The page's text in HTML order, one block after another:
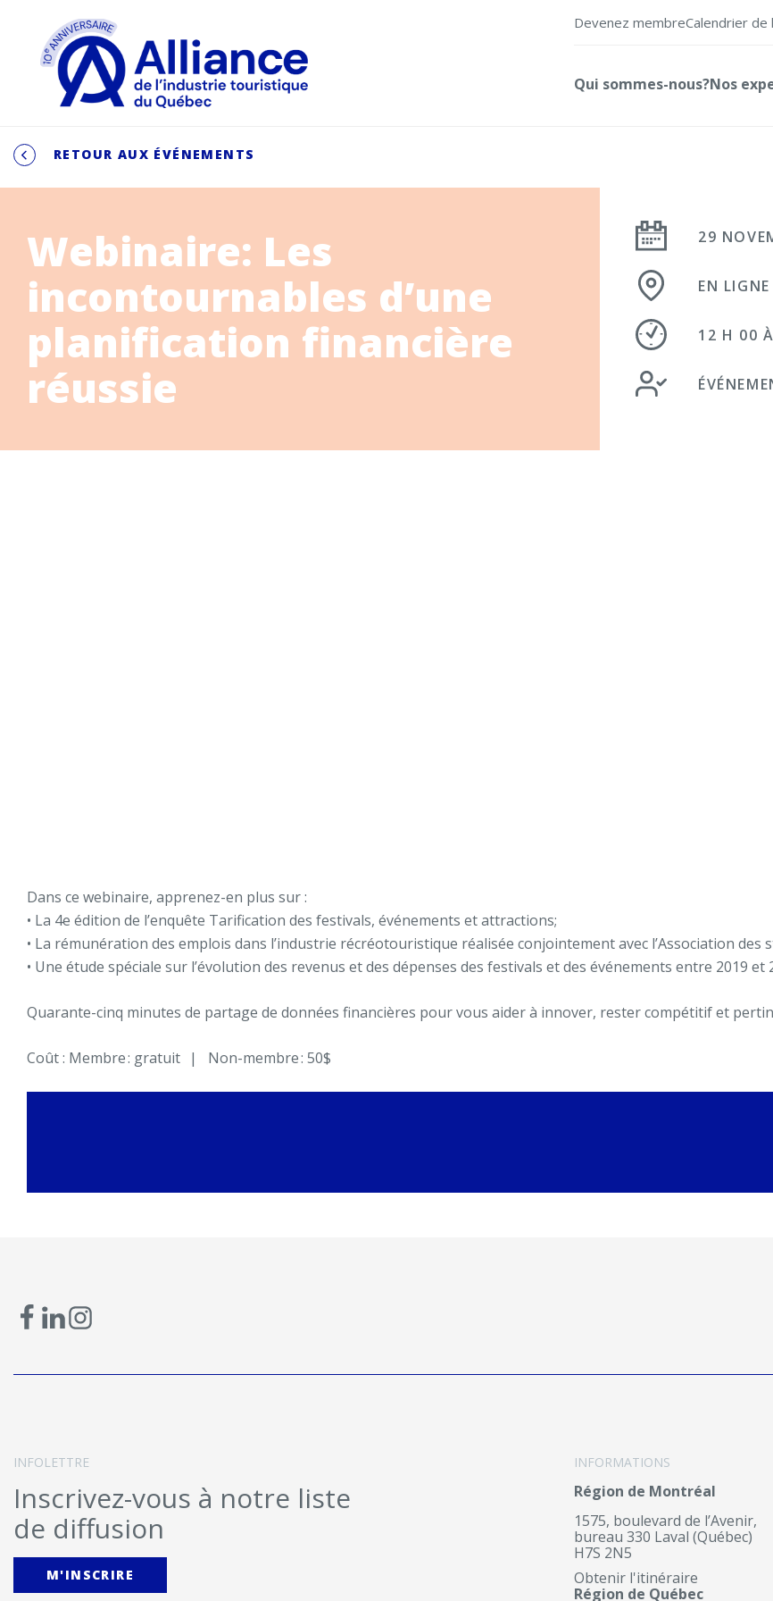
Devenez membreCalendrier de
Qui sommes-nous?Nos
RETOUR AUX ÉVÉNEMENTS
Webinaire: Les
incontournables d’une
planification financière
réussie
29
EN LIGNE
12 H 00
Dans ce webinaire, apprenez-en plus sur :
• La 4e édition de l’enquête Tarification des festivals, événements et attractions;
• La rémunération des emplois dans l’industrie récréotouristique réalisée conjointement avec l’Association des
• Une étude spéciale sur l’évolution des revenus et des dépenses des festivals et des événements entre 2019 et
Quarante-cinq minutes de partage de données financières pour vous aider à innover, rester compétitif et
Coût : Membre : gratuit | Non-membre : 50$
INFOLETTRE
Inscrivez-vous à notre liste
de diffusion
M'INSCRIRE
INFORMATIONS
Région de Montréal
1575, boulevard de l’Avenir,
bureau 330 Laval (Québec)
H7S 2N5
Obtenir l'itinéraire
Région de Québec